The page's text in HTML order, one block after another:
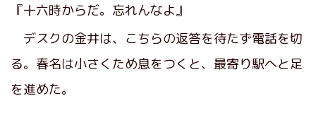
『十六時からだ。忘れんなよ』
デスクの金井は、こちらの返答を待たず電話を切
る。春名は小さくため息をつくと、最寄り駅へと足
を進めた。